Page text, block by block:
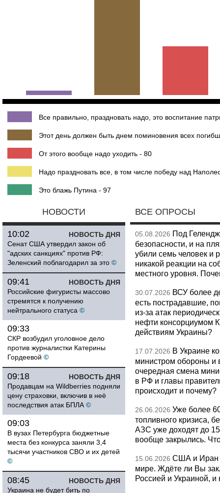
Все правильно, праздновать надо, это воспитание
Этот день должен быть днем поминовения всех
От этого вообще надо уходить - 80
Надо праздновать все, в том числе победу над
Это блажь Путина - 97
НОВОСТИ
НОВОСТЬ ДНЯ
10:02
Сенат США утвердил закон об
"адских санкциях" против РФ:
Зеленский поблагодарил за это ©
НОВОСТЬ ДНЯ
09:41
Российские фигуристы массово
стремятся к получению
нейтрального статуса ©
09:33
СКР возбудил уголовное дело
против журналистки Катерины
Гордеевой ©
НОВОСТЬ ДНЯ
09:18
Продавцам на Wildberries подняли
цену страховки, включив в неё
последствия атак БПЛА ©
09:03
В вузах Петербурга бюджетные
места без конкурса заняли 3,4
тысячи участников СВО и их детей
©
НОВОСТЬ ДНЯ
08:45
Украина не будет бить по
ВСЕ ОПРОСЫ
05.08.2026 Под
безопасности, и на
убили семь человек и
никакой реакции на
местного уровня.
30.07.2026 ВСУ более
есть пострадавшие,
из-за атак
нефти консорциумом
действиям Украины?
17.07.2026 В Украине
министром обороны и
очередная смена
в РФ и главы
происходит и почему?
26.06.2026 Уже более
топливного кризиса,
АЗС уже доходят до
вообще закрылись.
15.06.2026 США и Иран
мире. Ждёте ли Вы
Россией и Украиной,